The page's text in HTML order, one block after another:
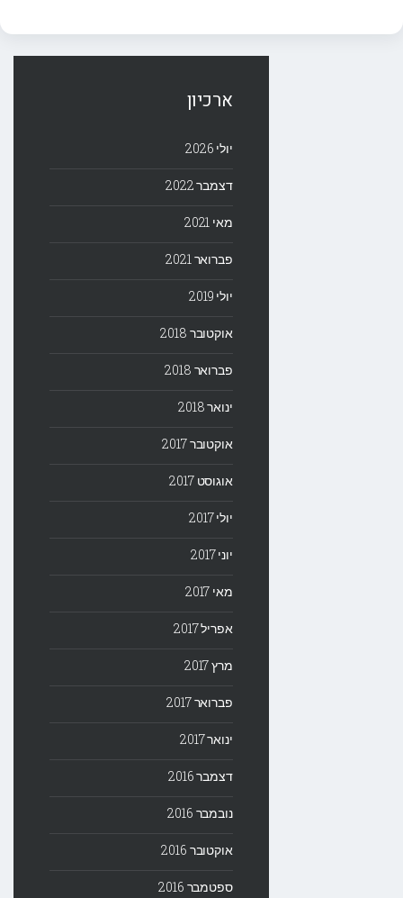
ארכיון
יולי 2026
דצמבר 2022
מאי 2021
פברואר 2021
יולי 2019
אוקטובר 2018
פברואר 2018
ינואר 2018
אוקטובר 2017
אוגוסט 2017
יולי 2017
יוני 2017
מאי 2017
אפריל 2017
מרץ 2017
פברואר 2017
ינואר 2017
דצמבר 2016
נובמבר 2016
אוקטובר 2016
ספטמבר 2016